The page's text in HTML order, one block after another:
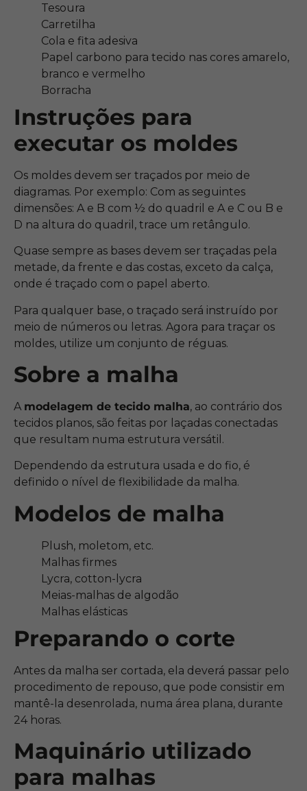
Tesoura
Carretilha
Cola e fita adesiva
Papel carbono para tecido nas cores amarelo,
branco e vermelho
Borracha
Instruções para
executar os moldes
Os moldes devem ser traçados por meio de
diagramas. Por exemplo: Com as seguintes
dimensões: A e B com ½ do quadril e A e C ou B e
D na altura do quadril, trace um retângulo.
Quase sempre as bases devem ser traçadas pela
metade, da frente e das costas, exceto da calça,
onde é traçado com o papel aberto.
Para qualquer base, o traçado será instruído por
meio de números ou letras. Agora para traçar os
moldes, utilize um conjunto de réguas.
Sobre a malha
A modelagem de tecido malha, ao contrário dos
tecidos planos, são feitas por laçadas conectadas
que resultam numa estrutura versátil.
Dependendo da estrutura usada e do fio, é
definido o nível de flexibilidade da malha.
Modelos de malha
Plush, moletom, etc.
Malhas firmes
Lycra, cotton-lycra
Meias-malhas de algodão
Malhas elásticas
Preparando o corte
Antes da malha ser cortada, ela deverá passar pelo
procedimento de repouso, que pode consistir em
mantê-la desenrolada, numa área plana, durante
24 horas.
Maquinário utilizado
para malhas